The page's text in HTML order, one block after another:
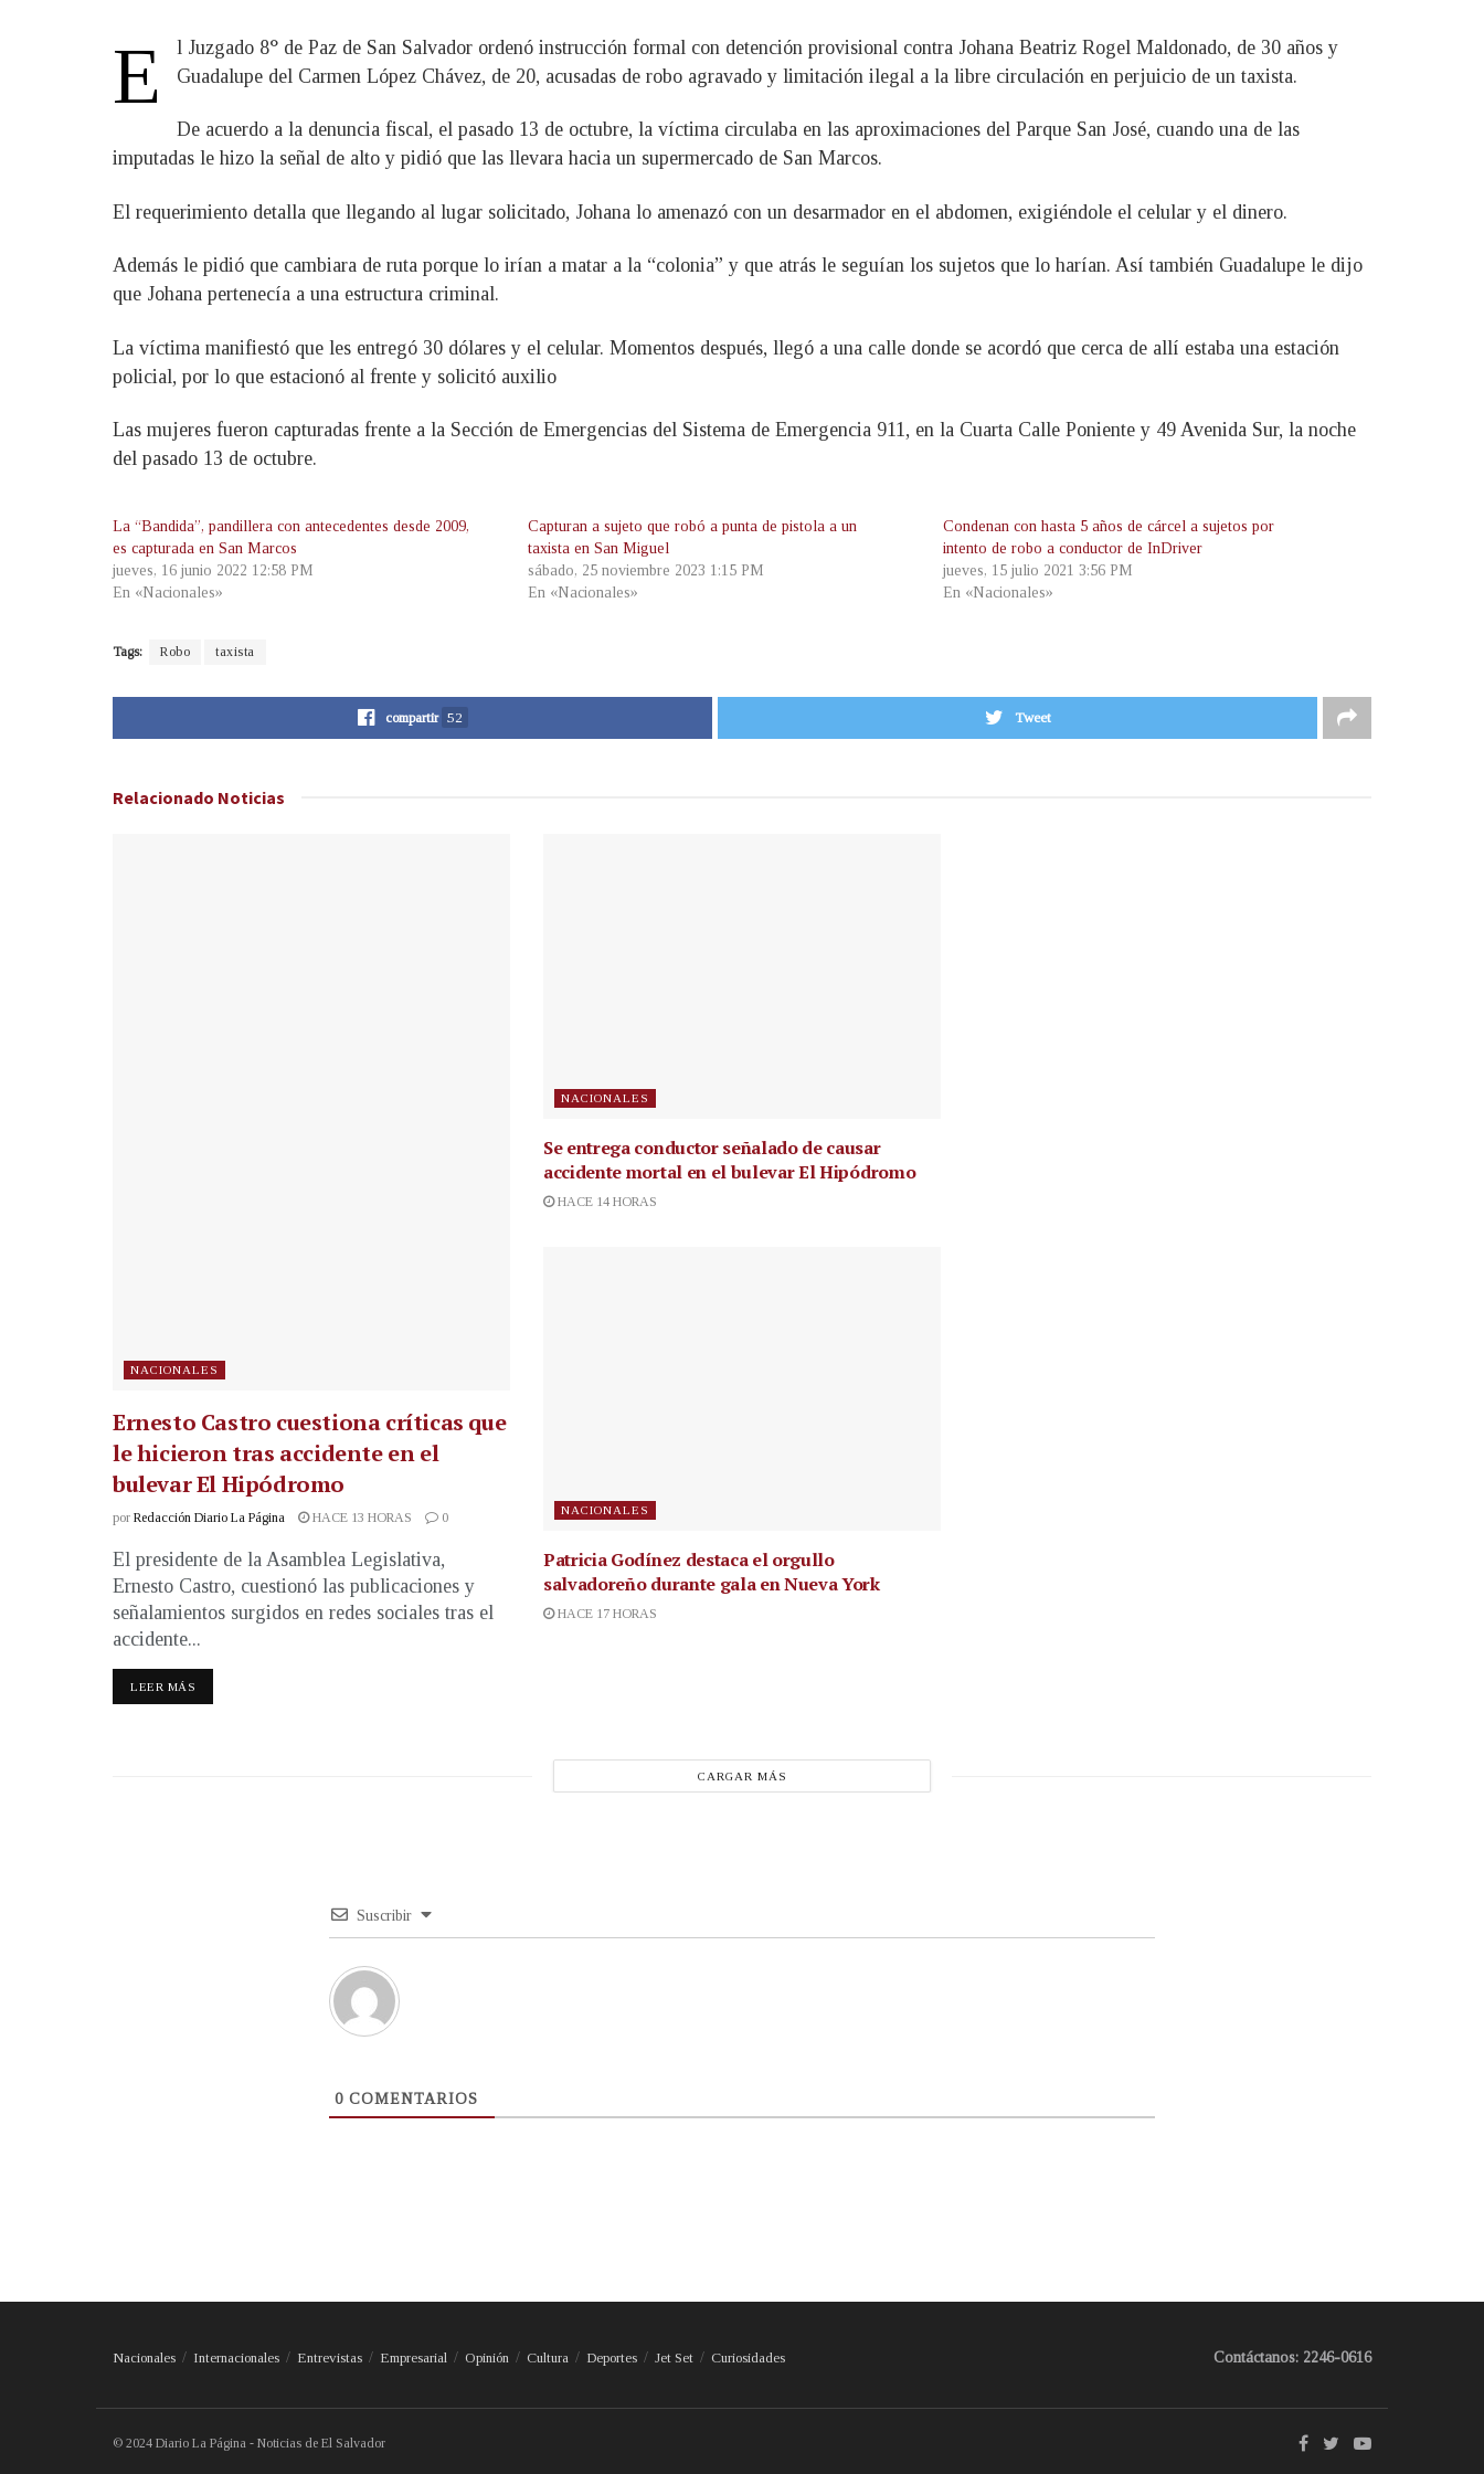
E
l Juzgado 8° de Paz de San Salvador ordenó instrucción formal con detención provisional contra Johana Beatriz Rogel Maldonado, de 30 años y
Guadalupe del Carmen López Chávez, de 20, acusadas de robo agravado y limitación ilegal a la libre circulación en perjuicio de un taxista.
De acuerdo a la denuncia fiscal, el pasado 13 de octubre, la víctima circulaba en las aproximaciones del Parque San José, cuando una de las
imputadas le hizo la señal de alto y pidió que las llevara hacia un supermercado de San Marcos.
El requerimiento detalla que llegando al lugar solicitado, Johana lo amenazó con un desarmador en el abdomen, exigiéndole el celular y el dinero.
Además le pidió que cambiara de ruta porque lo irían a matar a la “colonia” y que atrás le seguían los sujetos que lo harían. Así también Guadalupe le dijo
que Johana pertenecía a una estructura criminal.
La víctima manifiestó que les entregó 30 dólares y el celular. Momentos después, llegó a una calle donde se acordó que cerca de allí estaba una estación
policial, por lo que estacionó al frente y solicitó auxilio
Las mujeres fueron capturadas frente a la Sección de Emergencias del Sistema de Emergencia 911, en la Cuarta Calle Poniente y 49 Avenida Sur, la noche
del pasado 13 de octubre.
La “Bandida”, pandillera con antecedentes desde 2009,
es capturada en San Marcos
jueves, 16 junio 2022 12:58 PM
En «Nacionales»
Capturan a sujeto que robó a punta de pistola a un
taxista en San Miguel
sábado, 25 noviembre 2023 1:15 PM
En «Nacionales»
Condenan con hasta 5 años de cárcel a sujetos por
intento de robo a conductor de InDriver
jueves, 15 julio 2021 3:56 PM
En «Nacionales»
Tags: Robo taxista
compartir 52 Tweet
Relacionado Noticias
NACIONALES
Ernesto Castro cuestiona críticas que
le hicieron tras accidente en el
bulevar El Hipódromo
por Redacción Diario La Página HACE 13 HORAS 0
El presidente de la Asamblea Legislativa,
Ernesto Castro, cuestionó las publicaciones y
señalamientos surgidos en redes sociales tras el
accidente...
LEER MÁS
NACIONALES
Se entrega conductor señalado de causar
accidente mortal en el bulevar El Hipódromo
HACE 14 HORAS
NACIONALES
Patricia Godínez destaca el orgullo
salvadoreño durante gala en Nueva York
HACE 17 HORAS
CARGAR MÁS
Suscribir
0 COMENTARIOS
Nacionales Internacionales Entrevistas Empresarial Opinión Cultura Deportes Jet Set Curiosidades Contáctanos: 2246-0616
© 2024 Diario La Página - Noticias de El Salvador